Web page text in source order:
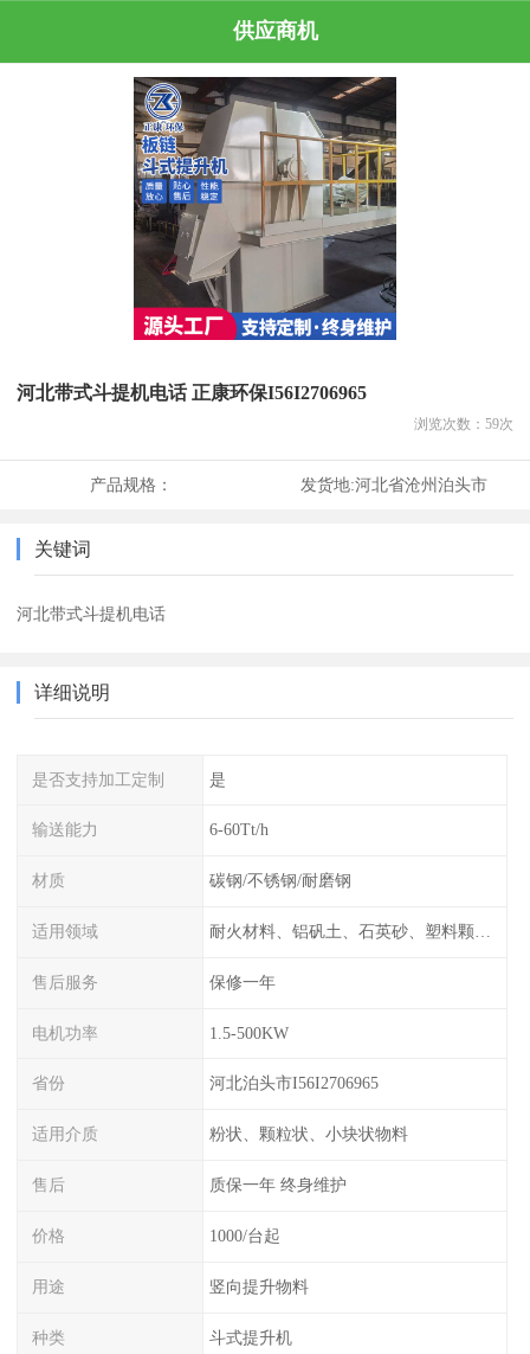
供应商机
河北带式斗提机电话 正康环保I56I2706965
浏览次数： 59次
产品规格： 发货地:河北省沧州泊头市
关键词
河北带式斗提机电话
详细说明
是否支持加工定制 是
输送能力 6-60Tt/h
材质 碳钢/不锈钢/耐磨钢
适用领域 耐火材料、铝矾土、石英砂、塑料颗粒、活性炭颗粒、炭黑颗粒、石墨粉、硅胶颗粒、酚醛树脂、氢氧化钙粉等
售后服务 保修一年
电机功率 1.5-500KW
省份 河北泊头市I56I2706965
适用介质 粉状、颗粒状、小块状物料
售后 质保一年 终身维护
价格 1000/台起
用途 竖向提升物料
种类 斗式提升机